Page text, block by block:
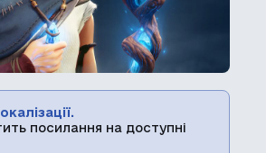
посилання на доступні